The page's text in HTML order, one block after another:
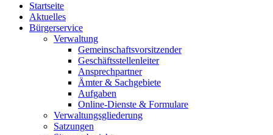
Startseite
Aktuelles
Bürgerservice
Verwaltung
Gemeinschaftsvorsitzender
Geschäftsstellenleiter
Ansprechpartner
Ämter & Sachgebiete
Aufgaben
Online-Dienste & Formulare
Verwaltungsgliederung
Satzungen